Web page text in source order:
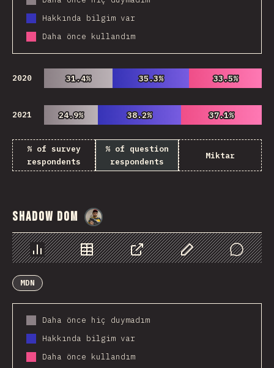
Hakkında bilgim var
Daha önce kullandım
2020 31.4%
31.4% 35.3%
35.3% 33.5%
33.5%
2021 24.9%
24.9% 38.2%
38.2% 37.1%
37.1%
% of survey
respondents
% of question
respondents
Miktar
Shadow DOM
Chart Data Share Customize Data
Comments
MDN
Daha önce hiç duymadım
Hakkında bilgim var
Daha önce kullandım